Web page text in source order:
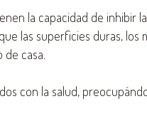
la capacidad de inhibir
las superficies duras,
de casa.
con la salud,